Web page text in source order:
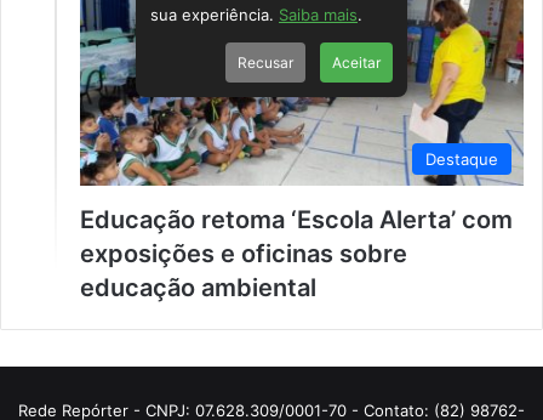
Destaque
Educação retoma ‘Escola Alerta’ com
exposições e oficinas sobre
educação ambiental
Rede Repórter - CNPJ: 07.628.309/0001-70 - Contato: (82) 98762-
sua experiência. Saiba mais.
Recusar Aceitar